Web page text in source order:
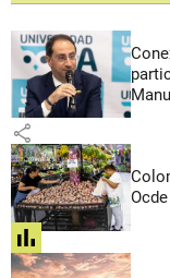
share
share